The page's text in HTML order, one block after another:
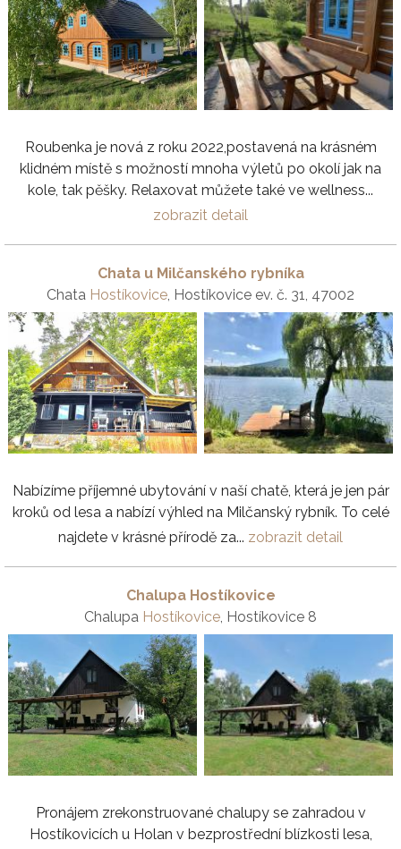
Roubenka je nová z roku 2022,postavená na krásném
klidném místě s možností mnoha výletů po okolí jak na
kole, tak pěšky. Relaxovat můžete také ve wellness...
zobrazit detail
Chata u Milčanského rybníka
Chata Hostíkovice, Hostíkovice ev. č. 31, 47002
Nabízíme příjemné ubytování v naší chatě, která je jen pár
kroků od lesa a nabízí výhled na Milčanský rybník. To celé
najdete v krásné přírodě za... zobrazit detail
Chalupa Hostíkovice
Chalupa Hostíkovice, Hostíkovice 8
Pronájem zrekonstruované chalupy se zahradou v
Hostíkovicích u Holan v bezprostřední blízkosti lesa,